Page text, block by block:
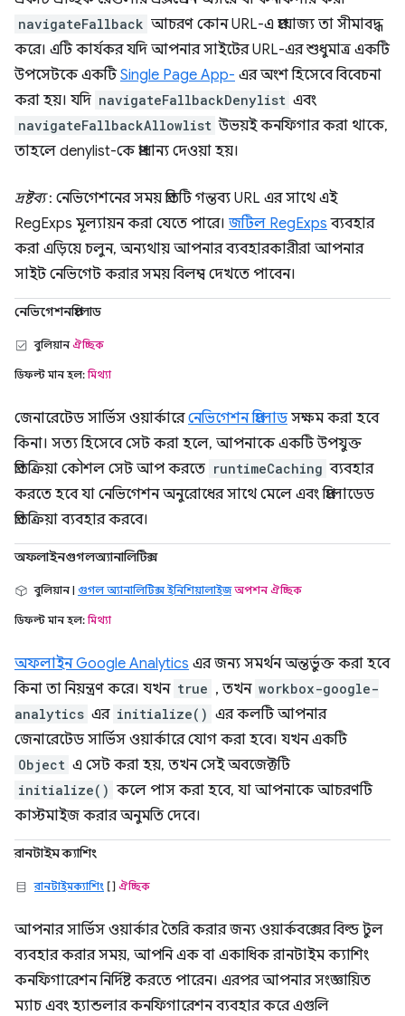
navigateFallback আচরণ কোন URL-এ প্রযোজ্য তা সীমাবদ্ধ
করে। এটি কার্যকর যদি আপনার সাইটের URL-এর শুধুমাত্র একটি
উপসেটকে একটিSingle Page App- এর অংশ হিসেবে বিবেচনা
করা হয়। যদি navigateFallbackDenylist এবং
navigateFallbackAllowlist উভয়ই কনফিগার করা থাকে,
তাহলে denylist-কে প্রাধান্য দেওয়া হয়।
দ্রষ্টব্য: নেভিগেশনের সময় প্রতিটি গন্তব্য URL এর সাথে এই
RegExps মূল্যায়ন করা যেতে পারে। জটিল RegExps ব্যবহার
করা এড়িয়ে চলুন, অন্যথায় আপনার ব্যবহারকারীরা আপনার
সাইট নেভিগেট করার সময় বিলম্ব দেখতে পাবেন।
নেভিগেশনপ্রিলোড
বুলিয়ানঐচ্ছিক
ডিফল্ট মান হল:মিথ্যা
জেনারেটেড সার্ভিস ওয়ার্কারেনেভিগেশন প্রিলোডসক্ষম করা হবে
কিনা। সত্য হিসেবে সেট করা হলে, আপনাকে একটি উপযুক্ত
প্রতিক্রিয়া কৌশল সেট আপ করতে runtimeCaching ব্যবহার
করতে হবে যা নেভিগেশন অনুরোধের সাথে মেলে এবং প্রিলোডেড
প্রতিক্রিয়া ব্যবহার করবে।
অফলাইনগুগলঅ্যানালিটিক্স
বুলিয়ান | গুগল অ্যানালিটিক্স ইনিশিয়ালাইজ অপশন ঐচ্ছিক
ডিফল্ট মান হল:মিথ্যা
অফলাইন Google Analytics এর জন্য সমর্থন অন্তর্ভুক্ত করা হবে
কিনা তা নিয়ন্ত্রণ করে। যখন true , তখন workbox-google-
analytics এর initialize() এর কলটি আপনার
জেনারেটেড সার্ভিস ওয়ার্কারে যোগ করা হবে। যখন একটি
Object এ সেট করা হয়, তখন সেই অবজেক্টটি
initialize() কলে পাস করা হবে, যা আপনাকে আচরণটি
কাস্টমাইজ করার অনুমতি দেবে।
রানটাইম ক্যাশিং
রানটাইমক্যাশিং [] ঐচ্ছিক
আপনার সার্ভিস ওয়ার্কার তৈরি করার জন্য ওয়ার্কবক্সের বিল্ড টুল
ব্যবহার করার সময়, আপনি এক বা একাধিক রানটাইম ক্যাশিং
কনফিগারেশন নির্দিষ্ট করতে পারেন। এরপর আপনার সংজ্ঞায়িত
ম্যাচ এবং হ্যান্ডলার কনফিগারেশন ব্যবহার করে এগুলি